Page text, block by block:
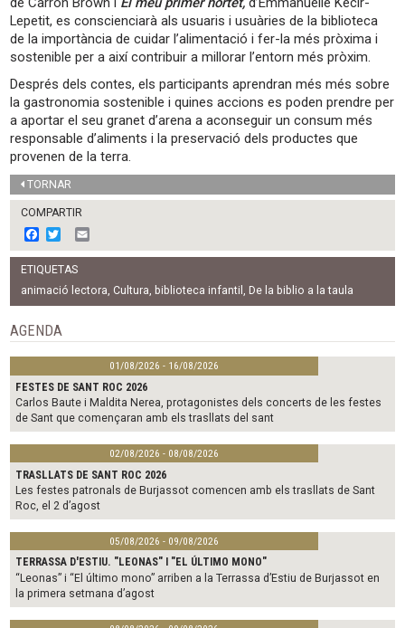
Lepetit, es conscienciarà als usuaris i usuàries de la biblioteca
de la importància de cuidar l’alimentació i fer-la més pròxima i
sostenible per a així contribuir a millorar l’entorn més pròxim.
Després dels contes, els participants aprendran més més sobre
la gastronomia sostenible i quines accions es poden prendre per
a aportar el seu granet d’arena a aconseguir un consum més
responsable d’aliments i la preservació dels productes que
provenen de la terra.
TORNAR
COMPARTIR
F
a
c
e
b
o
o
k
w
i
t
t
e
m
a
l
ETIQUETAS
animació lectora, Cultura, biblioteca infantil , De la biblio a la taula
AGENDA
01/08/2026 - 16/08/2026
FESTES DE SANT ROC 2026
Carlos Baute i Maldita Nerea, protagonistes dels concerts de les festes
de Sant que començaran amb els trasllats del sant
02/08/2026 - 08/08/2026
TRASLLATS DE SANT ROC 2026
Les festes patronals de Burjassot comencen amb els trasllats de Sant
Roc, el 2 d’agost
05/08/2026 - 09/08/2026
TERRASSA D'ESTIU. "LEONAS" I "EL ÚLTIMO MONO"
“Leonas” i “El último mono” arriben a la Terrassa d’Estiu de Burjassot en
la primera setmana d’agost